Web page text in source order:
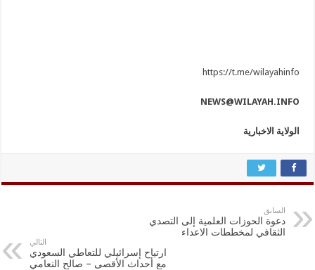
https://t.me/wilayahinfo
NEWS@WILAYAH.INFO
الولاية الاخبارية
السابق
دعوة الحوزات العلمية إلى التصدي
الثقافي لمخططات الاعداء
التالي
ارتياح إسرائيلي للتعاطي السعودي
مع أحداث الأقصى – صالح النعامي